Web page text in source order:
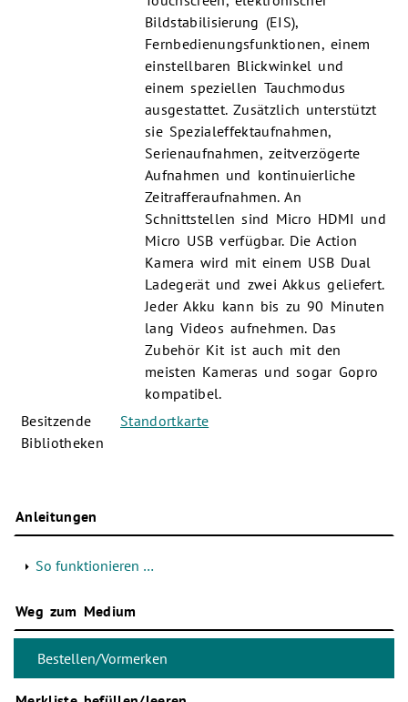
Bildstabilisierung (EIS),
Fernbedienungsfunktionen, einem
einstellbaren Blickwinkel und
einem speziellen Tauchmodus
ausgestattet. Zusätzlich unterstützt
sie Spezialeffektaufnahmen,
Serienaufnahmen, zeitverzögerte
Aufnahmen und kontinuierliche
Zeitrafferaufnahmen. An
Schnittstellen sind Micro HDMI und
Micro USB verfügbar. Die Action
Kamera wird mit einem USB Dual
Ladegerät und zwei Akkus geliefert.
Jeder Akku kann bis zu 90 Minuten
lang Videos aufnehmen. Das
Zubehör Kit ist auch mit den
meisten Kameras und sogar Gopro
kompatibel.
Besitzende
Bibliotheken
Standortkarte
Anleitungen
So funktionieren …
Weg zum Medium